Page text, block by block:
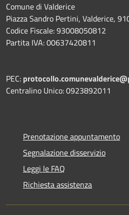
Comune di Valderice
Piazza Sandro Pertini, Valderice,
Codice Fiscale: 93008050812
Partita IVA: 00637420811
PEC:
Centralino Unico: 0923892011
Prenotazione appuntamento
Segnalazione disservizio
Leggi le FAQ
Richiesta assistenza